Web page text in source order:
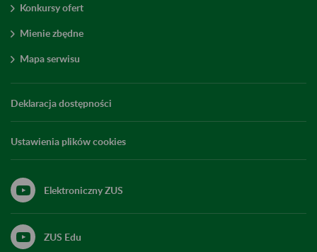
Konkursy ofert
Mienie zbędne
Mapa serwisu
Deklaracja dostępności
Ustawienia plików cookies
Elektroniczny ZUS
ZUS Edu